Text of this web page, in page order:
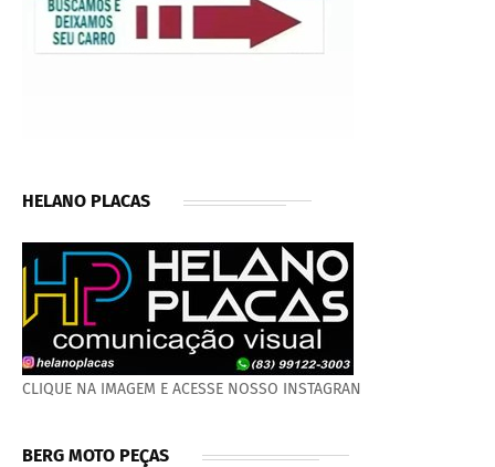
HELANO PLACAS
CLIQUE NA IMAGEM E ACESSE NOSSO INSTAGRAN
BERG MOTO PEÇAS